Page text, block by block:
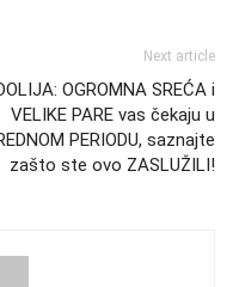
Next article
OGROMNA SREĆA i
VELIKE PARE vas čekaju u
PERIODU, saznajte
zašto ste ovo ZASLUŽILI!